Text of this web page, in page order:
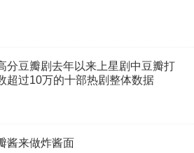
分豆瓣剧去年以来上星剧中豆瓣打
超过10万的十部热剧整体数据
酱来做炸酱面